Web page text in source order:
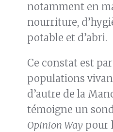
notamment en
nourriture,
potable et d’abri.
Ce constat est
populations
d’autre de la
témoigne un
Opinion Way pour